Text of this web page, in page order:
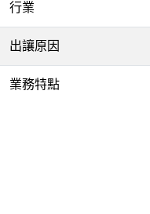
行業
出讓原因
業務特點